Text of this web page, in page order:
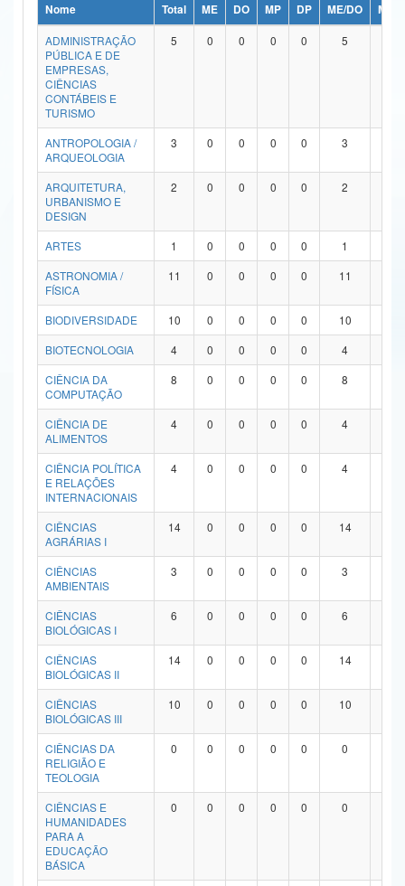
Ministério da Ciência, Tecnologia, Inovações e Comunicações
Ministério do Meio Ambiente
Ministério do Turismo
Ministério do Desenvolvimento Regional
Controladoria-Geral da União
Ministério da Mulher, da Família e dos Direitos Humanos
Secretaria de Governo
Advocacia-Geral da União
Banco Central do Brasil
Nome Total ME DO MP DP ME/DO
MP/
ADMINISTRAÇÃO
PÚBLICA E DE
EMPRESAS,
CIÊNCIAS
CONTÁBEIS E
TURISMO
5 0 0 0 0 5
ANTROPOLOGIA /
ARQUEOLOGIA
3 0 0 0 0 3
ARQUITETURA,
URBANISMO E
DESIGN
2 0 0 0 0 2
ARTES 1 0 0 0 0 1
ASTRONOMIA /
FÍSICA
11 0 0 0 0 11
BIODIVERSIDADE 10 0 0 0 0 10
BIOTECNOLOGIA
4 0 0 0 0 4
CIÊNCIA DA
COMPUTAÇÃO
8 0 0 0 0 8
CIÊNCIA DE
ALIMENTOS
4 0 0 0 0 4
CIÊNCIA POLÍTICA
E RELAÇÕES
INTERNACIONAIS
4 0 0 0 0 4
CIÊNCIAS
AGRÁRIAS I
14 0 0 0 0 14
CIÊNCIAS
AMBIENTAIS
3 0 0 0 0 3
CIÊNCIAS
BIOLÓGICAS I
6 0 0 0 0 6
CIÊNCIAS
BIOLÓGICAS II
14 0 0 0 0 14
CIÊNCIAS
BIOLÓGICAS III
10 0 0 0 0 10
CIÊNCIAS DA
RELIGIÃO E
TEOLOGIA
0 0 0 0 0 0
CIÊNCIAS E
HUMANIDADES
PARA A
EDUCAÇÃO
BÁSICA
0 0 0 0 0 0